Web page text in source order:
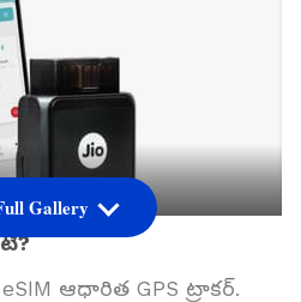
ఆధారిత GPS ట్రాకర్.
Gallery